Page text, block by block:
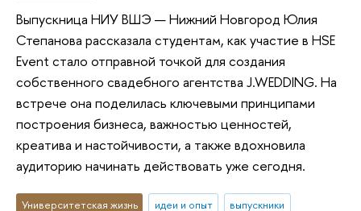
Выпускница НИУ ВШЭ — Нижний Новгород Юлия
Степанова рассказала студентам, как участие в HSE
Event стало отправной точкой для создания
собственного свадебного агентства J.WEDDING. На
встрече она поделилась ключевыми принципами
построения бизнеса, важностью ценностей,
креатива и настойчивости, а также вдохновила
аудиторию начинать действовать уже сегодня.
Университетская жизнь идеи и опыт
выпускники